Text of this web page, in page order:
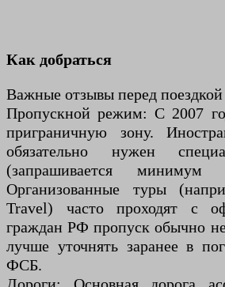
Как добраться
Важные отзывы перед поездкой
Пропускной режим: С 2007
приграничную зону.
обязательно нужен
(запрашивается
Организованные туры
Travel) часто проходят с
граждан РФ пропуск обычно не
лучше уточнять заранее в
ФСБ.